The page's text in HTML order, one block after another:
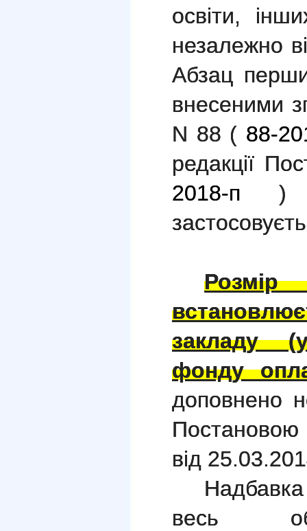
освіти,
незалежно
Абзац
внесеними
N 88 ( 88-
редакції
2018-п )
закладу
фонду
доповнено
від
весь